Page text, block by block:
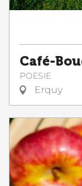
Café-
POESIE
Erquy